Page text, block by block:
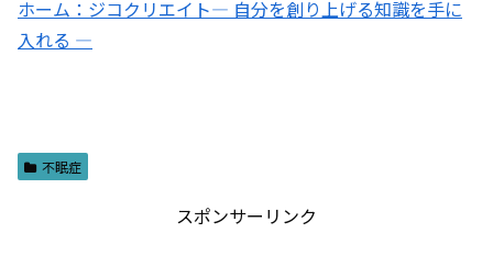
ホーム：ジコクリエイト― 自分を創り上げる知識を手に
入れる ―
不眠症
スポンサーリンク